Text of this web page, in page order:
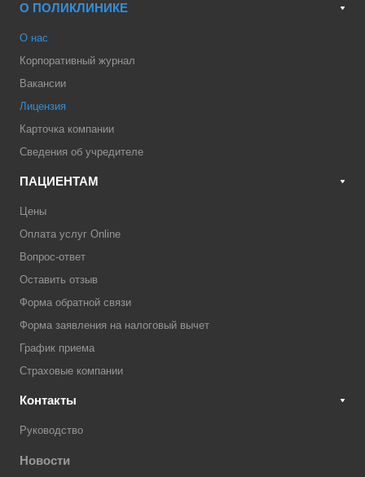
О ПОЛИКЛИНИКЕ
О нас
Корпоративный журнал
Вакансии
Лицензия
Карточка компании
Сведения об учредителе
ПАЦИЕНТАМ
Цены
Оплата услуг Online
Вопрос-ответ
Оставить отзыв
Форма обратной связи
Форма заявления на налоговый вычет
График приема
Страховые компании
Контакты
Руководство
Новости